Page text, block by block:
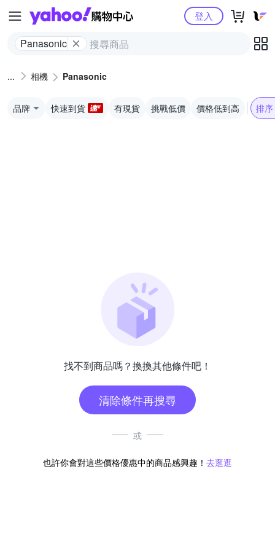
Yahoo購物中心
Panasonic
登入
相機 Panasonic
品牌 快速到貨 有現貨 挑戰低價 價格低到高 排序
找不到商品嗎？換換其他條件吧！
清除條件再搜尋
或
也許你會對這些價格優惠中的商品感興趣！ 去逛逛